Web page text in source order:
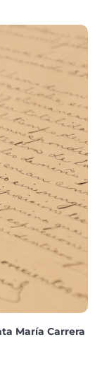
María Carrera